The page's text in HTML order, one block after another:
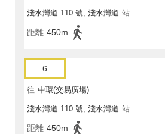
淺水灣道 110 號, 淺水灣道 站
距離 450m
6
往 中環(交易廣場)
淺水灣道 110 號, 淺水灣道 站
距離 450m